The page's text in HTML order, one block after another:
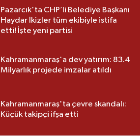
Pazarcık'ta CHP’li Belediye Başkanı
Haydar İkizler tüm ekibiyle istifa
etti! İşte yeni partisi
Kahramanmaraş'a dev yatırım: 83.4
Milyarlık projede imzalar atıldı
Kahramanmaraş'ta çevre skandalı:
Küçük takipçi ifşa etti